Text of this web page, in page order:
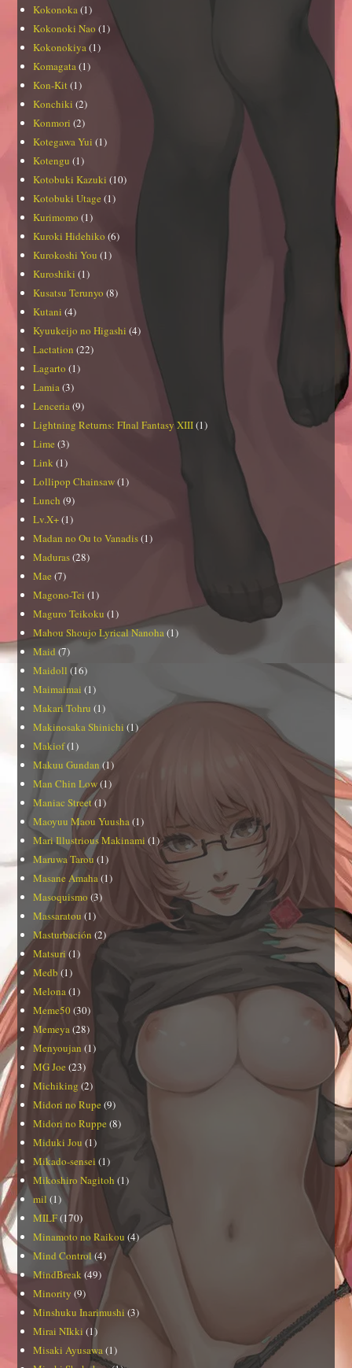
Kokonoka(1)
Kokonoki Nao (1)
Kokonokiya(1)
Komagata(1)
Kon-Kit(1)
Konchiki (2)
Konmori (2)
Kotegawa Yui (1)
Kotengu (1)
Kotobuki Kazuki (10)
Kotobuki Utage (1)
Kurimomo (1)
Kuroki Hidehiko (6)
Kurokoshi You (1)
Kuroshiki (1)
Kusatsu Terunyo (8)
Kutani (4)
Kyuukeijo no Higashi (4)
Lactation (22)
Lagarto (1)
Lamia(3)
Lenceria(9)
Lightning Returns: FInal Fantasy XIII(1)
Lime (3)
Link (1)
Lollipop Chainsaw(1)
Lunch (9)
Lv.X+(1)
Madan no Ou to Vanadis(1)
Maduras(28)
Mae (7)
Magono-Tei (1)
Maguro Teikoku (1)
Mahou Shoujo Lyrical Nanoha(1)
Maid(7)
Maidoll (16)
Maimaimai (1)
Makari Tohru (1)
Makinosaka Shinichi (1)
Makiof(1)
Makuu Gundan (1)
Man Chin Low(1)
Maniac Street(1)
Maoyuu Maou Yuusha(1)
Mari Illustrious Makinami (1)
Maruwa Tarou (1)
Masane Amaha(1)
Masoquismo (3)
Massaratou (1)
Masturbación (2)
Matsuri(1)
Medb (1)
Melona(1)
Meme50 (30)
Memeya(28)
Menyoujan (1)
MG Joe (23)
Michiking (2)
Midori no Rupe (9)
Midori no Ruppe (8)
Miduki Jou (1)
Mikado-sensei(1)
Mikoshiro Nagitoh (1)
mil (1)
MILF(170)
Minamoto no Raikou (4)
Mind Control(4)
MindBreak (49)
Minority (9)
Minshuku Inarimushi (3)
Mirai NIkki (1)
Misaki Ayusawa(1)